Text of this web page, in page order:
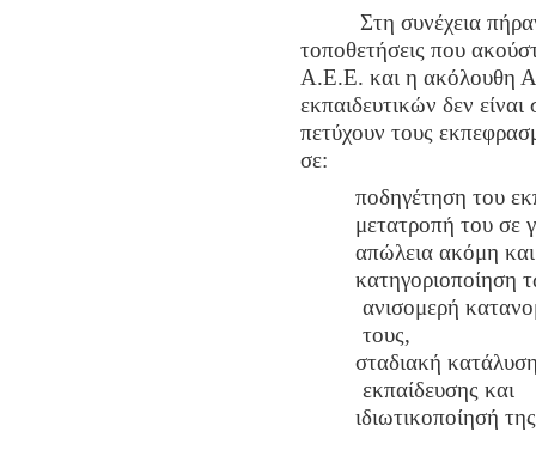
Στη συνέχεια πήραν
τοποθετήσεις που
Α.Ε.Ε. και η ακόλουθη
εκπαιδευτικών δεν
πετύχουν τους
σε:
ποδηγέτηση του
μετατροπή του σε
απώλεια ακόμη και
κατηγοριοποίηση
ανισομερή
τους,
σταδιακή
εκπαίδευσης και
ιδιωτικοποίησή